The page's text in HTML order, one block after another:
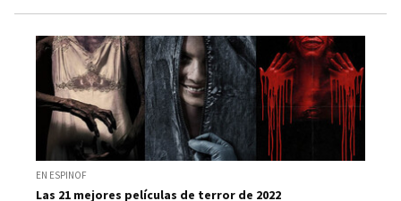
EN ESPINOF
Las 21 mejores películas de terror de 2022